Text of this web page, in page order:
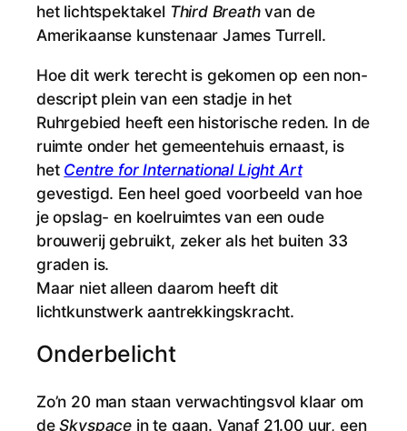
het lichtspektakel Third Breathvan de
Amerikaanse kunstenaar James Turrell.
Hoe dit werk terecht is gekomen op een non-
descript plein van een stadje in het
Ruhrgebied heeft een historische reden. In de
ruimte onder het gemeentehuis ernaast, is
het Centre for International Light Art
gevestigd. Een heel goed voorbeeld van hoe
je opslag- en koelruimtes van een oude
brouwerij gebruikt, zeker als het buiten 33
graden is.
Maar niet alleen daarom heeft dit
lichtkunstwerk aantrekkingskracht.
Onderbelicht
Zo’n 20 man staan verwachtingsvol klaar om
deSkyspace in te gaan. Vanaf 21.00 uur, een